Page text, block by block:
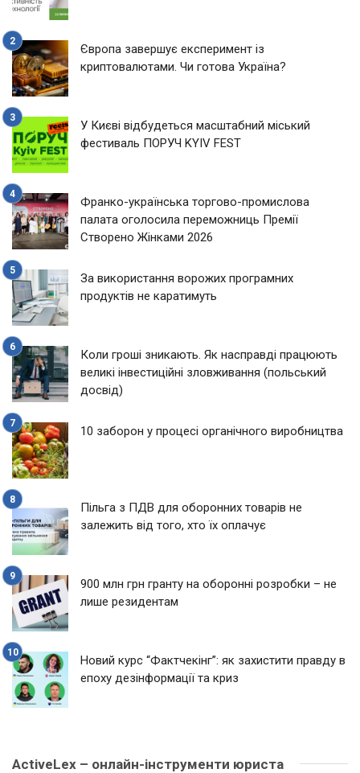
Європа завершує експеримент із
криптовалютами. Чи готова Україна?
У Києві відбудеться масштабний міський
фестиваль ПОРУЧ KYIV FEST
Франко-українська торгово-промислова
палата оголосила переможниць Премії
Створено Жінками 2026
За використання ворожих програмних
продуктів не каратимуть
Коли гроші зникають. Як насправді працюють
великі інвестиційні зловживання (польський
досвід)
10 заборон у процесі органічного виробництва
Пільга з ПДВ для оборонних товарів не
залежить від того, хто їх оплачує
900 млн грн гранту на оборонні розробки – не
лише резидентам
Новий курс “Фактчекінг”: як захистити правду в
епоху дезінформації та криз
ActiveLex – онлайн-інструменти юриста